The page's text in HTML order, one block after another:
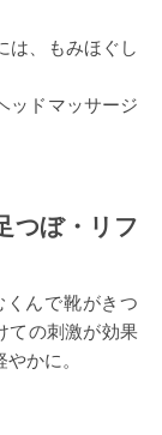
は、もみほぐし
ッドマッサージ
つぼ・リフ
んで靴がきつ
ての刺激が効果
かに。